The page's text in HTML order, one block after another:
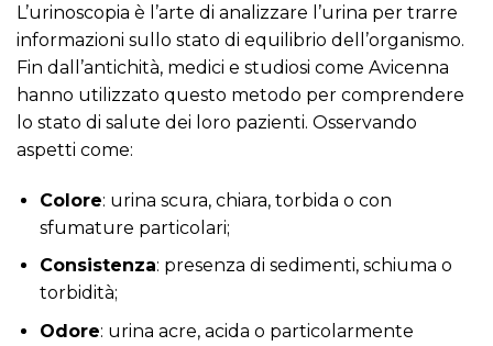
L’urinoscopia è l’arte di analizzare l’urina per trarre
informazioni sullo stato di equilibrio dell’organismo.
Fin dall’antichità, medici e studiosi come Avicenna
hanno utilizzato questo metodo per comprendere
lo stato di salute dei loro pazienti. Osservando
aspetti come:
Colore: urina scura, chiara, torbida o con
sfumature particolari;
Consistenza: presenza di sedimenti, schiuma o
torbidità;
Odore: urina acre, acida o particolarmente